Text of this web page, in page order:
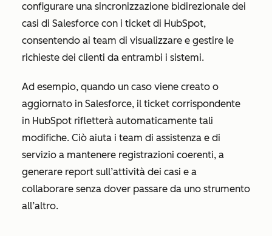
configurare una sincronizzazione bidirezionale dei
casi di Salesforce con i ticket di HubSpot,
consentendo ai team di visualizzare e gestire le
richieste dei clienti da entrambi i sistemi.
Ad esempio, quando un caso viene creato o
aggiornato in Salesforce, il ticket corrispondente
in HubSpot rifletterà automaticamente tali
modifiche. Ciò aiuta i team di assistenza e di
servizio a mantenere registrazioni coerenti, a
generare report sull’attività dei casi e a
collaborare senza dover passare da uno strumento
all’altro.